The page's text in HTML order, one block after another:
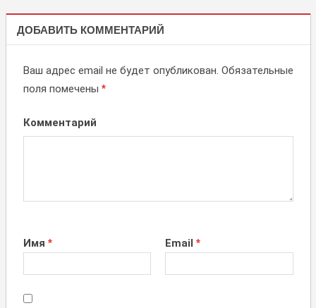
БОКСЫ
ДЛЯ
БАТАРЕЕК
ДОБАВИТЬ КОММЕНТАРИЙ
Ваш адрес email не будет опубликован. Обязательные
поля помечены *
Комментарий
Имя * Email *